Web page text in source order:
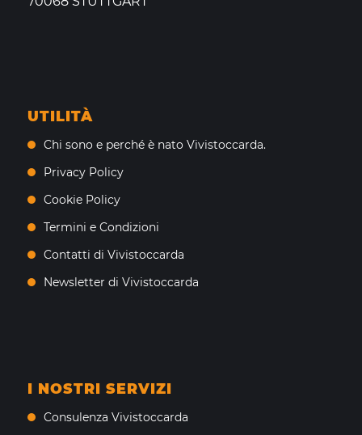
UTILITÀ
Chi sono e perché è nato Vivistoccarda.
Privacy Policy
Cookie Policy
Termini e Condizioni
Contatti di Vivistoccarda
Newsletter di Vivistoccarda
I NOSTRI SERVIZI
Consulenza Vivistoccarda